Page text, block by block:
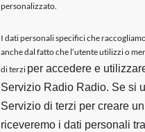
personalizzato.
I dati personali specifici che
anche dal fatto che l’utente utilizzi o
di terzi per accedere e
Servizio Radio Radio. Se si
Servizio di terzi per creare
riceveremo i dati personali